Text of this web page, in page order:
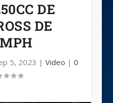
DE
DE
5, 2023 | Video | 0